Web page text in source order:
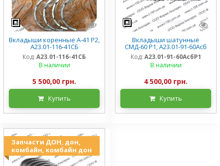
Вкладыши коренные А-41 Р2,
А23.01-116-41СБ
Код: А23.01-116-41СБ
В наличии
5 500,00 грн.
Купить
Вкладыши шатунные
СМД-60 Р1, А23.01-91-60Асб
Код: А23.01-91-60АсбР1
В наличии
4 500,00 грн.
Купить
Запчасти ДОН, дон,
комбайн, комбайн дон